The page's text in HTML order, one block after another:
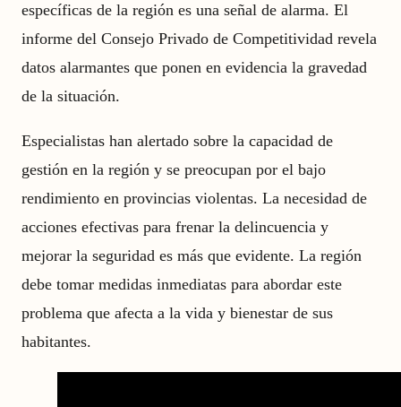
específicas de la región es una señal de alarma. El
informe del Consejo Privado de Competitividad revela
datos alarmantes que ponen en evidencia la gravedad
de la situación.
Especialistas han alertado sobre la capacidad de
gestión en la región y se preocupan por el bajo
rendimiento en provincias violentas. La necesidad de
acciones efectivas para frenar la delincuencia y
mejorar la seguridad es más que evidente. La región
debe tomar medidas inmediatas para abordar este
problema que afecta a la vida y bienestar de sus
habitantes.